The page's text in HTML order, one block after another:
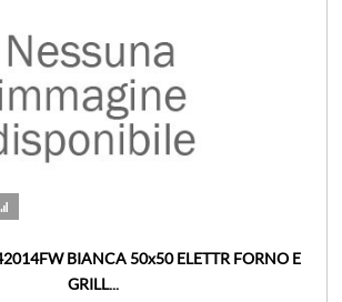
BIANCA 50x50 ELETTR FORNO E
GRILL...